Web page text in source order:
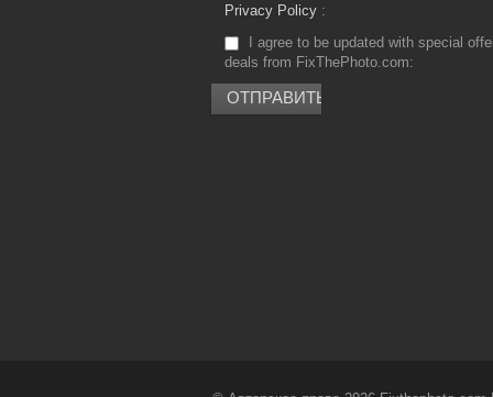
Privacy Policy
I agree to be updated with special
deals from FixThePhoto.com